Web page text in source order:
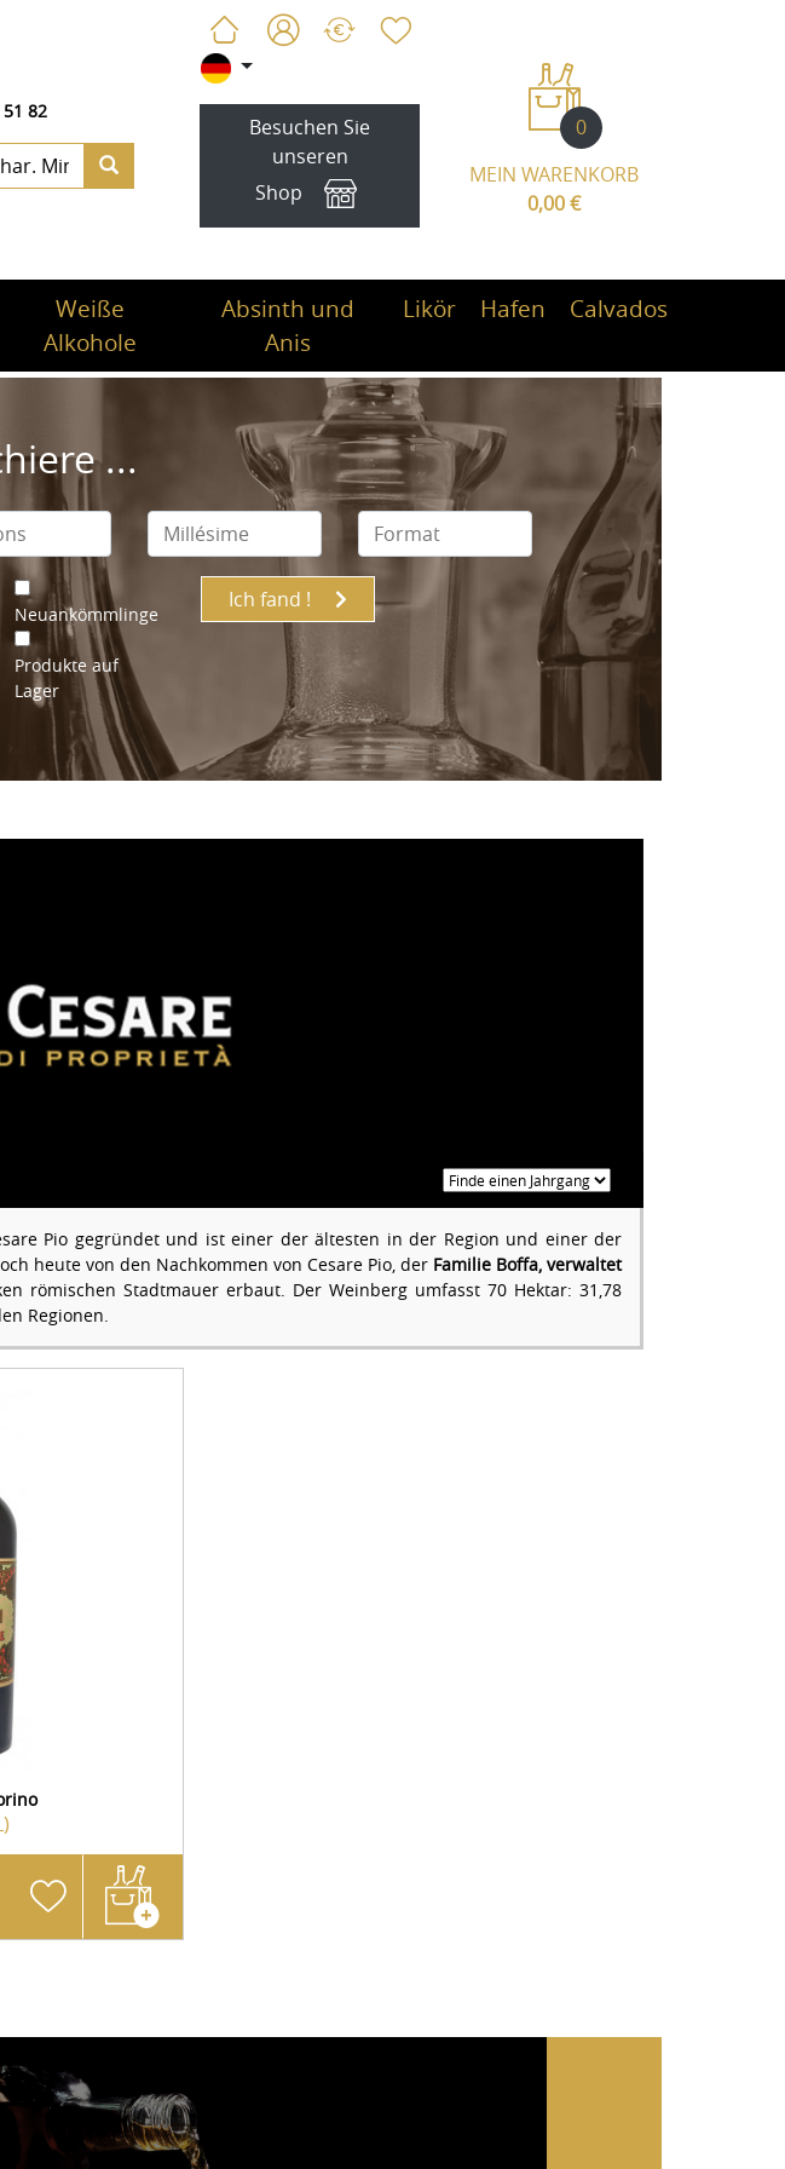
Besuchen Sie
unseren
Shop
0
MEIN WARENKORB
0,00 €
82
Weiße
Alkohole
Absinth und
Anis
Likör Hafen Calvados
...
Neuankömmlinge
Produkte auf
Lager
Ich fand !
Pio gegründet und ist einer der ältesten in der Region und einer der
heute von den Nachkommen von Cesare Pio, der Familie Boffa, verwaltet
römischen Stadtmauer erbaut. Der Weinberg umfasst 70 Hektar: 31,78
Regionen.